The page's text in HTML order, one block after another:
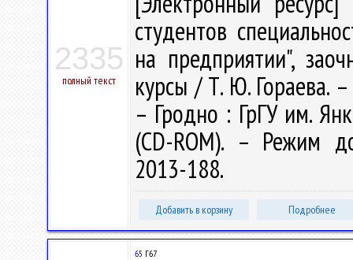
2335
полный текст
студентов
на предприятии",
курсы / Т. Ю. Гораева.
– Гродно : ГрГУ им.
(CD-ROM). – Режим
2013-188.
Добавить в корзину Подробнее
65 Г67